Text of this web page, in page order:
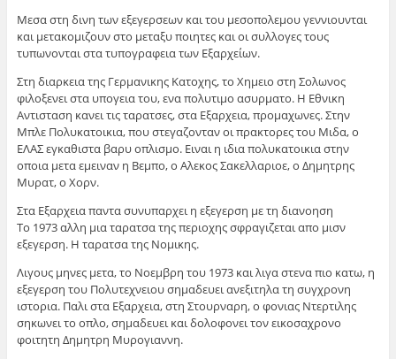
Μεσα στη δινη των εξεγερσεων και του μεσοπολεμου γεννιουνται
και μετακομιζουν στο μεταξυ ποιητες και οι συλλογες τους
τυπωνονται στα τυπογραφεια των Εξαρχείων.
Στη διαρκεια της Γερμανικης Κατοχης, το Χημειο στη Σολωνος
φιλοξενει στα υπογεια του, ενα πολυτιμο ασυρματο. Η Εθνικη
Αντισταση κανει τις ταρατσες, στα Εξαρχεια, προμαχωνες. Στην
Μπλε Πολυκατοικια, που στεγαζονταν οι πρακτορες του Μιδα, ο
ΕΛΑΣ εγκαθιστα βαρυ οπλισμο. Ειναι η ιδια πολυκατοικια στην
οποια μετα εμειναν η Βεμπο, ο Αλεκος Σακελλαριοε, ο Δημητρης
Μυρατ, ο Χορν.
Στα Εξαρχεια παντα συνυπαρχει η εξεγερση με τη διανοηση
Το 1973 αλλη μια ταρατσα της περιοχης σφραγιζεται απο μισν
εξεγερση. Η ταρατσα της Νομικης.
Λιγους μηνες μετα, το Νοεμβρη του 1973 και λιγα στενα πιο κατω, η
εξεγερση του Πολυτεχνειου σημαδευει ανεξιτηλα τη συγχρονη
ιστορια. Παλι στα Εξαρχεια, στη Στουρναρη, ο φονιας Ντερτιλης
σηκωνει το οπλο, σημαδευει και δολοφονει τον εικοσαχρονο
φοιτητη Δημητρη Μυρογιαννη.